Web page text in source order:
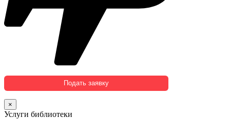
×
Услуги библиотеки